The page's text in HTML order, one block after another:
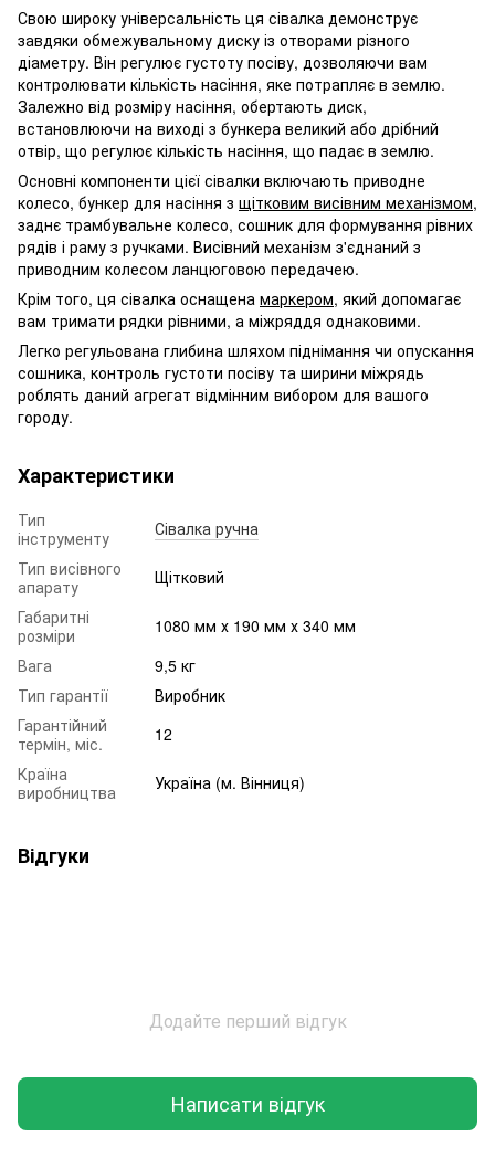
Свою широку універсальність ця сівалка демонструє
завдяки обмежувальному диску із отворами різного
діаметру. Він регулює густоту посіву, дозволяючи вам
контролювати кількість насіння, яке потрапляє в землю.
Залежно від розміру насіння, обертають диск,
встановлюючи на виході з бункера великий або дрібний
отвір, що регулює кількість насіння, що падає в землю.
Основні компоненти цієї сівалки включають приводне
колесо, бункер для насіння з щітковим висівним механізмом,
заднє трамбувальне колесо, сошник для формування рівних
рядів і раму з ручками. Висівний механізм з'єднаний з
приводним колесом ланцюговою передачею.
Крім того, ця сівалка оснащена маркером, який допомагає
вам тримати рядки рівними, а міжряддя однаковими.
Легко регульована глибина шляхом піднімання чи опускання
сошника, контроль густоти посіву та ширини міжрядь
роблять даний агрегат відмінним вибором для вашого
городу.
Характеристики
Тип
інструменту
Сівалка ручна
Тип висівного
апарату
Щітковий
Габаритні
розміри
1080 мм х 190 мм х 340 мм
Вага
9,5 кг
Тип гарантії
Виробник
Гарантійний
термін, міс.
12
Країна
виробництва
Україна (м. Вінниця)
Відгуки
Додайте перший відгук
Написати відгук